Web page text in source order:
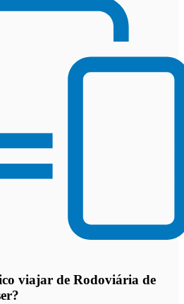
viajar de Rodoviária de
?